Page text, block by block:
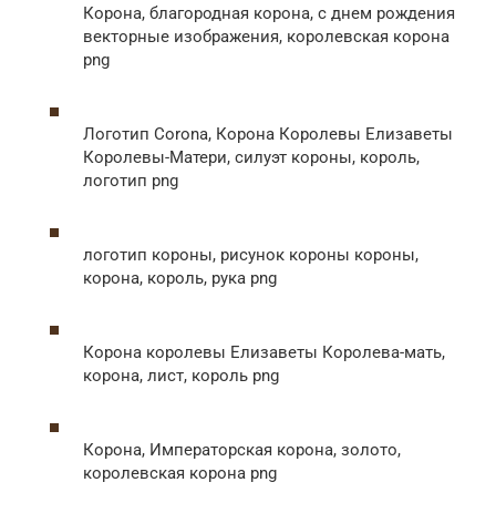
Корона, благородная корона, с днем ​​рождения
векторные изображения, королевская корона
png
Логотип Corona, Корона Королевы Елизаветы
Королевы-Матери, силуэт короны, король,
логотип png
логотип короны, рисунок короны короны,
корона, король, рука png
Корона королевы Елизаветы Королева-мать,
корона, лист, король png
Корона, Императорская корона, золото,
королевская корона png